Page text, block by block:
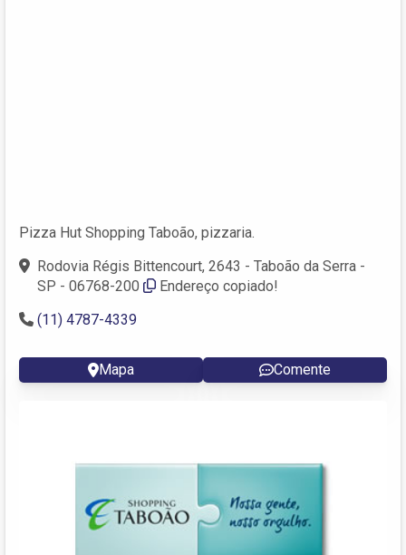
Pizza Hut Shopping Taboão, pizzaria.
Rodovia Régis Bittencourt, 2643 - Taboão da Serra -
SP - 06768-200
Endereço copiado!
(11) 4787-4339
Mapa Comente